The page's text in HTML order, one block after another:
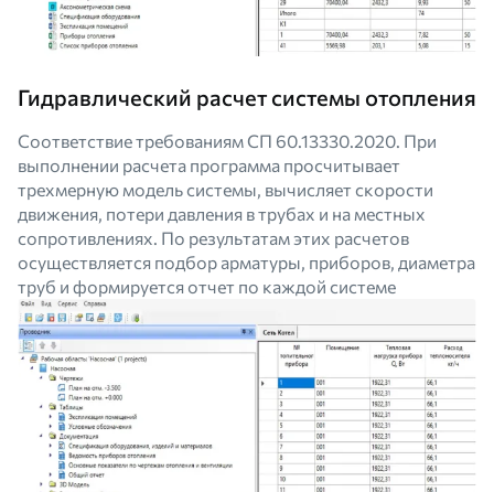
Гидравлический расчет системы отопления
Соответствие требованиям СП 60.13330.2020. При
выполнении расчета программа просчитывает
трехмерную модель системы, вычисляет скорости
движения, потери давления в трубах и на местных
сопротивлениях. По результатам этих расчетов
осуществляется подбор арматуры, приборов, диаметра
труб и формируется отчет по каждой системе